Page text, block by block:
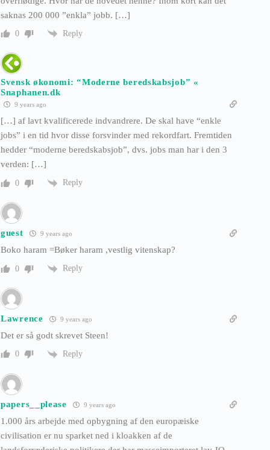
saknas 200 000 ”enkla” jobb. […]
0 Reply
Svensk økonomi: “Moderne beredskabsjob” «
Snaphanen.dk
9 years ago
[…] af lavt kvalificerede indvandrere. De skal have “enkle
jobs” i en tid hvor disse forsvinder med rekordfart. Fremtiden
hedder “moderne beredskabsjob”, dvs. jobs man har i den 3
verden: […]
0 Reply
guest 9 years ago
Boko haram =Bøker haram ,vestlig vitenskap?
0 Reply
Lawrence 9 years ago
Det er så godt skrevet Steen!
0 Reply
papers__please 9 years ago
1.000 års arbejde med opbygning af den europæiske
civilisation er nu sparket ned i kloakken af de